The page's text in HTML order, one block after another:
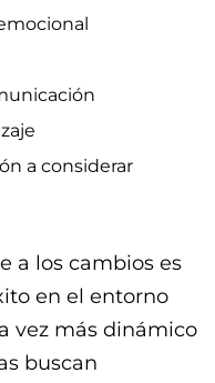
a considerar
a los cambios es
en el entorno
vez más dinámico
buscan